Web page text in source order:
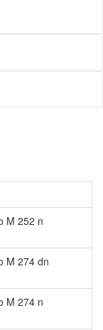
M 252 n
M 274 dn
M 274 n